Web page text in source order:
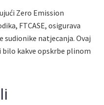
Zero Emission
FTCASE, osigurava
sudionike natjecanja. Ovaj
kakve opskrbe plinom